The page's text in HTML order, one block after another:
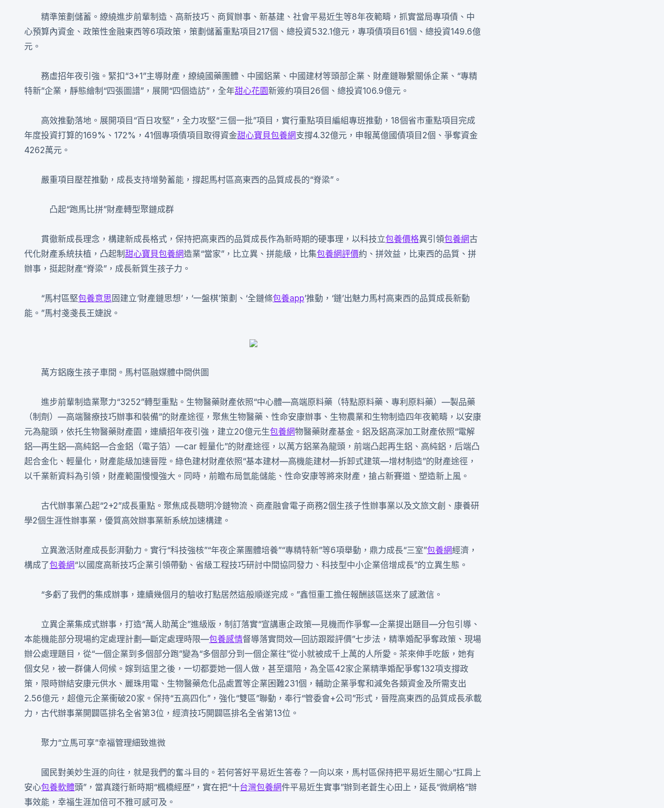
精準策劃儲蓄。繚繞進步前輩制造、高新技巧、商貿辦事、新基建、社會平易近生等8年夜範疇，抓實當局專項債、中
心預算內資金、政策性金融東西等6項政策，策劃儲蓄重點項目217個、總投資532.1億元，專項債項目61個、總投資149.6億
元。
務虛招年夜引強。緊扣“3+1”主導財產，繚繞國藥團體、中國鋁業、中國建材等頭部企業、財產鏈聯繫關係企業、“專精
特新”企業，靜態繪制“四張圖譜”，展開“四個造訪”，全年甜心花園新簽約項目26個、總投資106.9億元。
高效推動落地。展開項目“百日攻堅”，全力攻堅“三個一批”項目，實行重點項目編組專班推動，18個省市重點項目完成
年度投資打算的169%、172%，41個專項債項目取得資金甜心寶貝包養網支撐4.32億元，申報萬億國債項目2個、爭奪資金
4262萬元。
嚴重項目壓茬推動，成長支持增勢蓄能，撐起馬村區高東西的品質成長的“脊梁”。
凸起“跑馬比拼”財產轉型聚鏈成群
貫徹新成長理念，構建新成長格式，保持把高東西的品質成長作為新時期的硬事理，以科技立包養價格異引領包養網古
代化財產系統扶植，凸起制 甜心寶貝包養網造業“當家”，比立異、拼能級，比集包養網評價約、拼效益，比東西的品質、拼
辦事，挺起財產“脊梁”，成長新質生孩子力。
“馬村區堅包養意思固建立‘財產鏈思想’，‘一盤棋’策劃、‘全鏈條包養app’推動，‘鏈’出魅力馬村高東西的品質成長新動
能。”馬村戔戔長王婕說。
萬方鋁廠生孩子車間。馬村區融媒體中間供圖
進步前輩制造業聚力“3252”轉型重點。生物醫藥財產依照“中心體—高端原料藥（特點原料藥、專利原料藥）—製品藥
（制劑）—高端醫療技巧辦事和裝備”的財產途徑，聚焦生物醫藥、性命安康辦事、生物農業和生物制造四年夜範疇，以安康
元為龍頭，依托生物醫藥財產園，連續招年夜引強，建立20億元生包養網物醫藥財產基金。鋁及鋁高深加工財產依照“電解
鋁—再生鋁—高純鋁—合金鋁（電子箔）—car 輕量化”的財產途徑，以萬方鋁業為龍頭，前端凸起再生鋁、高純鋁，后端凸
起合金化、輕量化，財產能級加速晉陞。綠色建材財產依照“基本建材—高機能建材—拆卸式建筑—增材制造”的財產途徑，
以千業新資料為引領，財產範圍慢慢強大。同時，前瞻布局氫能儲能、性命安康等將來財產，搶占新賽道、塑造新上風。
古代辦事業凸起“2+2”成長重點。聚焦成長聰明冷鏈物流、商產融會電子商務2個生孩子性辦事業以及文旅文創、康養研
學2個生涯性辦事業，優質高效辦事業新系統加速構建。
立異激活財產成長彭湃動力。實行“科技強核”“年夜企業團體培養”“專精特新”等6項舉動，鼎力成長“三室”包養網經濟，
構成了包養網“以國度高新技巧企業引領帶動、省級工程技巧研討中間協同發力、科技型中小企業倍增成長”的立異生態。
“多虧了我們的集成辦事，連續幾個月的驗收打點居然這般順遂完成。”鑫恒重工擔任報酬該區送來了感激信。
立異企業集成式辦事，打造“萬人助萬企”進級版，制訂落實“宣講惠企政策—見機而作爭奪—企業提出題目—分包引導、
本能機能部分現場約定處理計劃—斷定處理時限—包養感情督導落實問效—回訪跟蹤評價”七步法，精準婚配爭奪政策、現場
辦公處理題目，從“一個企業到多個部分跑”變為“多個部分到一個企業往”從小就被成千上萬的人所愛。茶來伸手吃飯，她有
個女兒，被一群傭人伺候。嫁到這里之後，一切都要她一個人做，甚至還陪，為全區42家企業精準婚配爭奪132項支撐政
策，限時辦結安康元供水、麗珠用電、生物醫藥危化品處置等企業困難231個，輔助企業爭奪和減免各類資金及所需支出
2.56億元，超億元企業衝破20家。保持“五高四化”，強化“雙區”聯動，奉行“管委會+公司”形式，晉陞高東西的品質成長承載
力，古代辦事業開闢區排名全省第3位，經濟技巧開闢區排名全省第13位。
聚力“立馬可享”幸福管理細致進微
國民對美妙生涯的向往，就是我們的奮斗目的。若何答好平易近生答卷？一向以來，馬村區保持把平易近生關心“扛肩上
安心包養軟體頭”，當真踐行新時期“楓橋經歷”，實在把“十台灣包養網件平易近生實事”辦到老蒼生心田上，延長“微網格”辦
事效能，幸福生涯加倍可不雅可感可及。